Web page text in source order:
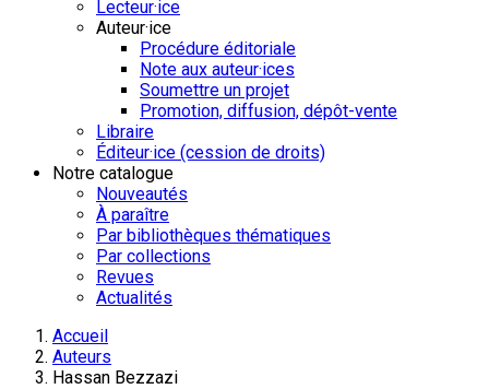
Lecteur·ice
Auteur·ice
Procédure éditoriale
Note aux auteur·ices
Soumettre un projet
Promotion, diffusion, dépôt-vente
Libraire
Éditeur·ice (cession de droits)
Notre catalogue
Nouveautés
À paraître
Par bibliothèques thématiques
Par collections
Revues
Actualités
Accueil
Auteurs
Hassan Bezzazi